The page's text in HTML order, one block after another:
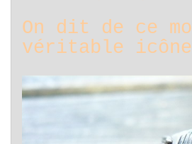
On dit de ce
véritable